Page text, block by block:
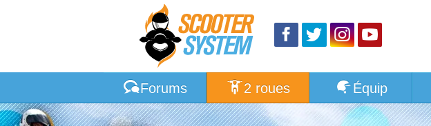
Forums 2 roues Équip